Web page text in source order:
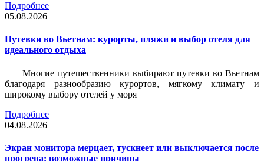
Подробнее
05.08.2026
Путевки во Вьетнам: курорты, пляжи и выбор отеля для
идеального отдыха
Многие путешественники выбирают путевки во Вьетнам
благодаря разнообразию курортов, мягкому климату и
широкому выбору отелей у моря
Подробнее
04.08.2026
Экран монитора мерцает, тускнеет или выключается после
прогрева: возможные причины